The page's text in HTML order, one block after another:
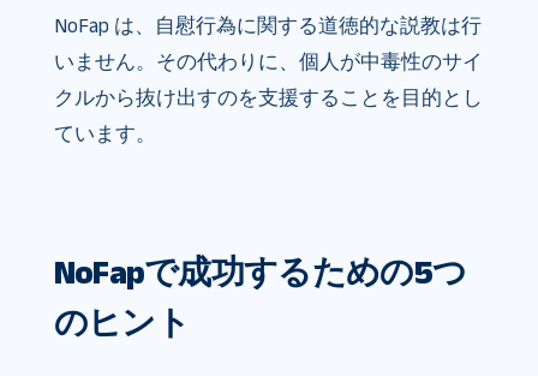
NoFap は、自慰行為に関する道徳的な説教は行
いません。その代わりに、個人が中毒性のサイ
クルから抜け出すのを支援することを目的とし
ています。
NoFapで成功するための5つ
のヒント